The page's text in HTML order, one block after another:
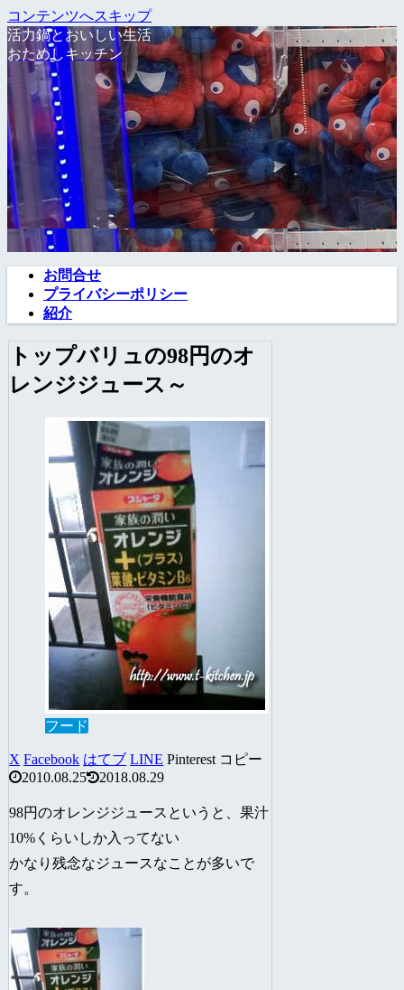
コンテンツへスキップ
活力鍋とおいしい生活
おためしキッチン
お問合せ
プライバシーポリシー
紹介
トップバリュの98円のオ
レンジジュース～
フード
X Facebook はてブ LINE Pinterest コピー
2010.08.25
2018.08.29
98円のオレンジジュースというと、果汁
10%くらいしか入ってない
かなり残念なジュースなことが多いで
す。